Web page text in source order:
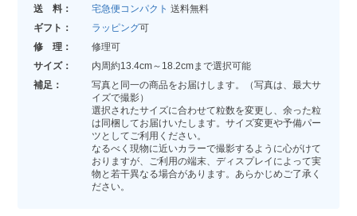
送 料：
宅急便コンパクト 送料無料
ギフト：
ラッピング可
修 理：
修理可
サイズ：
内周約13.4cm～18.2cmまで選択可能
補足：
写真と同一の商品をお届けします。（写真は、最大サ
イズで撮影）
選択されたサイズに合わせて粒数を変更し、余った粒
は同梱してお届けいたします。サイズ変更や予備パー
ツとしてご利用ください。
なるべく現物に近いカラーで撮影するように心がけて
おりますが、ご利用の端末、ディスプレイによって実
物と若干異なる場合があります。あらかじめご了承く
ださい。